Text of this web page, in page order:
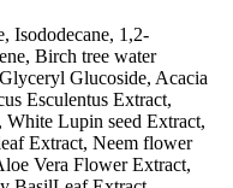
Isododecane, 1,2-
Birch tree water
Glucoside, Acacia
Esculentus Extract,
Lupin seed Extract,
Extract, Neem flower
Vera Flower Extract,